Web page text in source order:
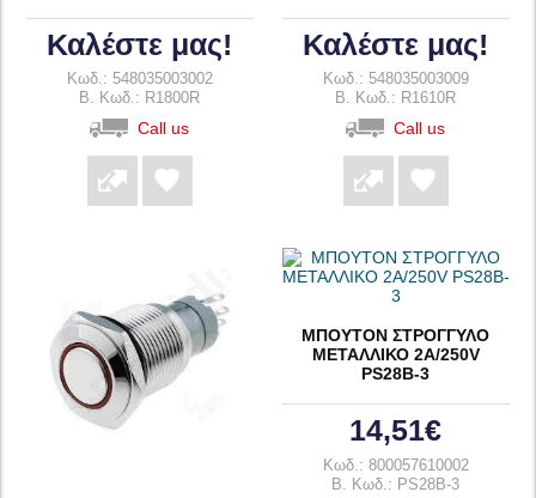
Καλέστε μας!
Κωδ.: 548035003002
B. Κωδ.: R1800R
Call us
Καλέστε μας!
Κωδ.: 548035003009
B. Κωδ.: R1610R
Call us
ΜΠΟΥΤΟΝ ΣΤΡΟΓΓΥΛΟ
ΜΕΤΑΛΛΙΚΟ 2A/250V
PS28B-3
14,51€
Κωδ.: 800057610002
B. Κωδ.: PS28B-3